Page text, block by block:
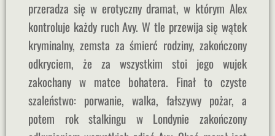
przeradza się w erotyczny dramat, w którym Alex
kontroluje każdy ruch Avy. W tle przewija się wątek
kryminalny, zemsta za śmierć rodziny, zakończony
odkryciem, że za wszystkim stoi jego wujek
zakochany w matce bohatera. Finał to czyste
szaleństwo: porwanie, walka, fałszywy pożar, a
potem rok stalkingu w Londynie zakończony